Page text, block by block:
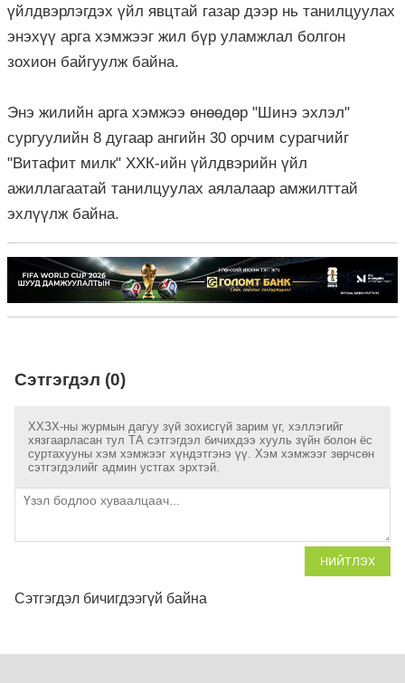
үйлдвэрлэгдэх үйл явцтай газар дээр нь танилцуулах
энэхүү арга хэмжээг жил бүр уламжлал болгон
зохион байгуулж байна.
Энэ жилийн арга хэмжээ өнөөдөр "Шинэ эхлэл"
сургуулийн 8 дугаар ангийн 30 орчим сурагчийг
"Витафит милк" ХХК-ийн үйлдвэрийн үйл
ажиллагаатай танилцуулах аялалаар амжилттай
эхлүүлж байна.
Сэтгэгдэл (0)
ХХЗХ-ны журмын дагуу зүй зохисгүй зарим үг, хэллэгийг
хязгаарласан тул ТА сэтгэгдэл бичихдээ хууль зүйн болон ёс
суртахууны хэм хэмжээг хүндэтгэнэ үү. Хэм хэмжээг зөрчсөн
сэтгэгдэлийг админ устгах эрхтэй.
НИЙТЛЭХ
Сэтгэгдэл бичигдээгүй байна